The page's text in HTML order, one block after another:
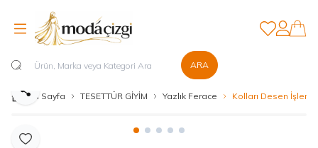
ARA
Hesabım
Favorilerim
Ana Sayfa TESETTÜR GİYİM Yazlık Ferace Kolları Desen
Favoriye Ekle
Paylaş